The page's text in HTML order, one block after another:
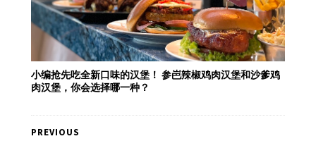
小编抢先吃全新口味的汉堡！ 参岜辣椒鸡肉汉堡和沙爹鸡
肉汉堡，你会选择哪一种？
PREVIOUS